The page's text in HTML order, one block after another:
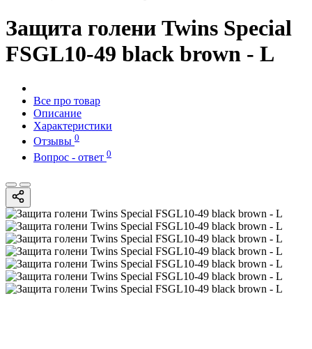
Защита голени Twins Special
FSGL10-49 black brown - L
Все про товар
Описание
Характеристики
Отзывы 0
Вопрос - ответ 0